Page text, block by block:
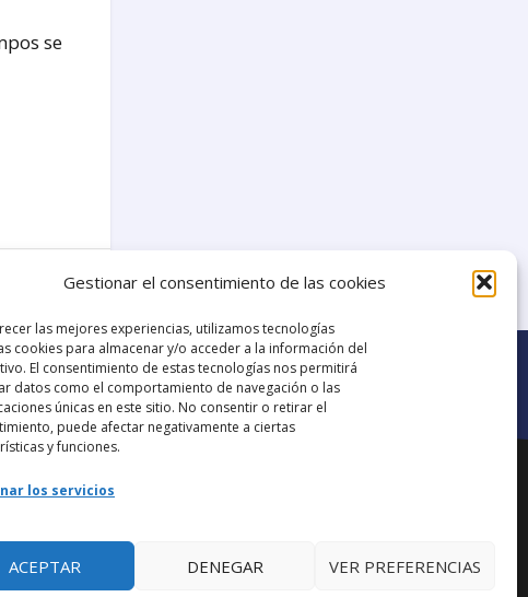
Gestionar el consentimiento de las cookies
las mejores experiencias, utilizamos tecnologías
cookies para almacenar y/o acceder a la información del
El consentimiento de estas tecnologías nos permitirá
datos como el comportamiento de navegación o las
únicas en este sitio. No consentir o retirar el
puede afectar negativamente a ciertas
y funciones.
los servicios
ACEPTAR DENEGAR VER PREFERENCIAS
se